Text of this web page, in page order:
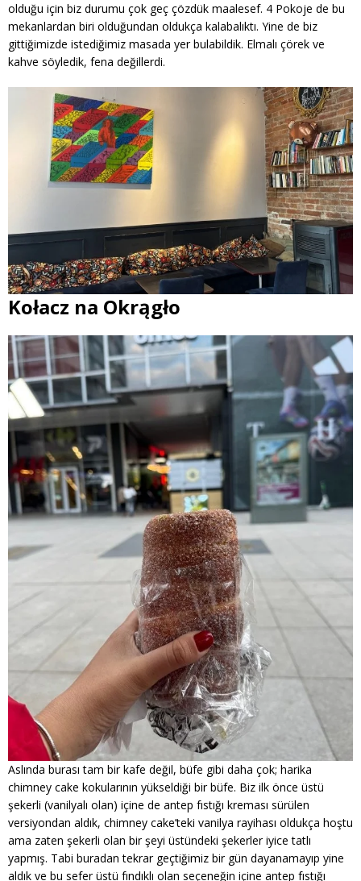
olduğu için biz durumu çok geç çözdük maalesef. 4 Pokoje de bu
mekanlardan biri olduğundan oldukça kalabalıktı. Yine de biz
gittiğimizde istediğimiz masada yer bulabildik. Elmalı çörek ve
kahve söyledik, fena değillerdi.
Kołacz na Okrągło
Aslında burası tam bir kafe değil, büfe gibi daha çok; harika
chimney cake kokularının yükseldiği bir büfe. Biz ilk önce üstü
şekerli (vanilyalı olan) içine de antep fıstığı kreması sürülen
versiyondan aldık, chimney cake’teki vanilya rayihası oldukça hoştu
ama zaten şekerli olan bir şeyi üstündeki şekerler iyice tatlı
yapmış. Tabi buradan tekrar geçtiğimiz bir gün dayanamayıp yine
aldık ve bu sefer üstü fındıklı olan seçeneğin içine antep fıstığı